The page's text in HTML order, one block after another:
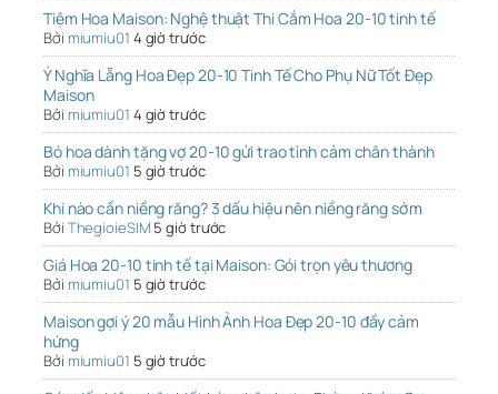
Tiệm Hoa Maison: Nghệ thuật Thi Cắm Hoa 20-10 tinh tế
Bởi miumiu01 4 giờ trước
Ý Nghĩa Lẵng Hoa Đẹp 20-10 Tinh Tế Cho Phụ Nữ Tốt Đẹp
Maison
Bởi miumiu01 4 giờ trước
Bó hoa dành tặng vợ 20-10 gửi trao tình cảm chân thành
Bởi miumiu01 5 giờ trước
Khi nào cần niềng răng? 3 dấu hiệu nên niềng răng sớm
Bởi ThegioieSIM 5 giờ trước
Giá Hoa 20-10 tinh tế tại Maison: Gói trọn yêu thương
Bởi miumiu01 5 giờ trước
Maison gợi ý 20 mẫu Hình Ảnh Hoa Đẹp 20-10 đầy cảm
hứng
Bởi miumiu01 5 giờ trước